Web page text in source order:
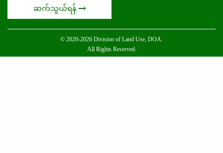
ဆက်သွယ်ရန်
© 2020-2026 Division of Land Use, DOA.
All Rights Reserved.